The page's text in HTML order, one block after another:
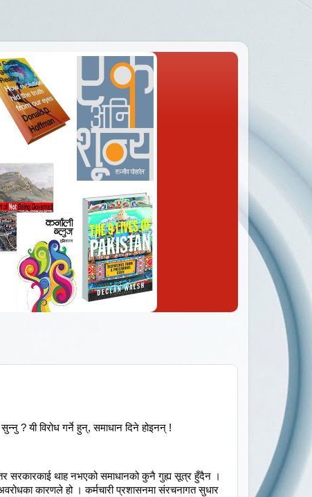
? यी विरोध गर्ने हुन्, समाधान दिने होइनन् !
तर सरकारकाई थाह नभएको समाधानको कुनै गुह्य सूत्र हुँदैन ।
कारणले हो । कर्मचारी प्रशासनमा संरचनागत सुधार